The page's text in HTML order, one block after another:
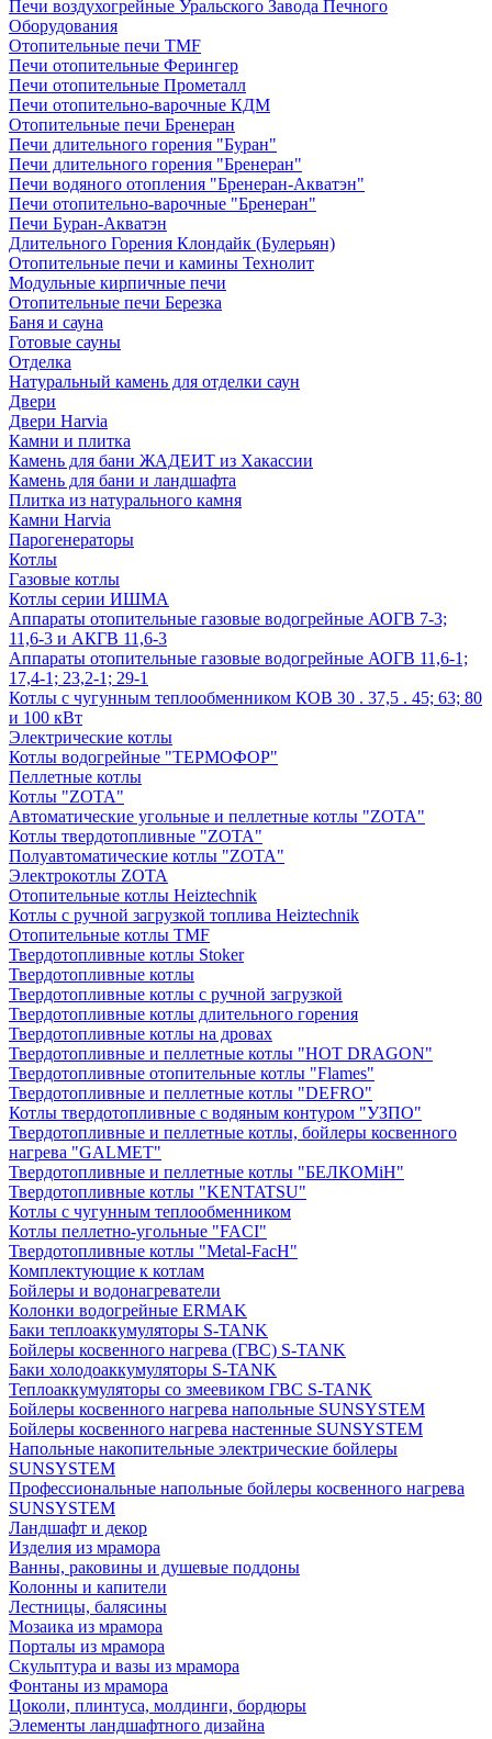
Печи воздухогрейные Уральского Завода Печного
Оборудования
Отопительные печи TMF
Печи отопительные Ферингер
Печи отопительные Прометалл
Печи отопительно-варочные КДМ
Отопительные печи Бренеран
Печи длительного горения "Буран"
Печи длительного горения "Бренеран"
Печи водяного отопления "Бренеран-Акватэн"
Печи отопительно-варочные "Бренеран"
Печи Буран-Акватэн
Длительного Горения Клондайк (Булерьян)
Отопительные печи и камины Технолит
Модульные кирпичные печи
Отопительные печи Березка
Баня и сауна
Готовые сауны
Отделка
Натуральный камень для отделки саун
Двери
Двери Harvia
Камни и плитка
Камень для бани ЖАДЕИТ из Хакассии
Камень для бани и ландшафта
Плитка из натурального камня
Камни Harvia
Парогенераторы
Котлы
Газовые котлы
Котлы серии ИШМА
Аппараты отопительные газовые водогрейные АОГВ 7-3;
11,6-3 и АКГВ 11,6-3
Аппараты отопительные газовые водогрейные АОГВ 11,6-1;
17,4-1; 23,2-1; 29-1
Котлы с чугунным теплообменником КОВ 30 . 37,5 . 45; 63; 80
и 100 кВт
Электрические котлы
Котлы водогрейные "ТЕРМОФОР"
Пеллетные котлы
Котлы "ZOTA"
Автоматические угольные и пеллетные котлы "ZOTA"
Котлы твердотопливные "ZOTA"
Полуавтоматические котлы "ZOTA"
Электрокотлы ZOTA
Отопительные котлы Heiztechnik
Котлы с ручной загрузкой топлива Heiztechnik
Отопительные котлы TMF
Твердотопливные котлы Stoker
Твердотопливные котлы
Твердотопливные котлы с ручной загрузкой
Твердотопливные котлы длительного горения
Твердотопливные котлы на дровах
Твердотопливные и пеллетные котлы "HOT DRAGON"
Твердотопливные отопительные котлы "Flames"
Твердотопливные и пеллетные котлы "DEFRO"
Котлы твердотопливные с водяным контуром "УЗПО"
Твердотопливные и пеллетные котлы, бойлеры косвенного
нагрева "GALMET"
Твердотопливные и пеллетные котлы "БЕЛКОМiН"
Твердотопливные котлы "KENTATSU"
Котлы с чугунным теплообменником
Котлы пеллетно-угольные "FACI"
Твердотопливные котлы "Metal-FacH"
Комплектующие к котлам
Бойлеры и водонагреватели
Колонки водогрейные ERMAK
Баки теплоаккумуляторы S-TANK
Бойлеры косвенного нагрева (ГВС) S-TANK
Баки холодоаккумуляторы S-TANK
Теплоаккумуляторы со змеевиком ГВС S-TANK
Бойлеры косвенного нагрева напольные SUNSYSTEM
Бойлеры косвенного нагрева настенные SUNSYSTEM
Напольные накопительные электрические бойлеры
SUNSYSTEM
Профессиональные напольные бойлеры косвенного нагрева
SUNSYSTEM
Ландшафт и декор
Изделия из мрамора
Ванны, раковины и душевые поддоны
Колонны и капители
Лестницы, балясины
Мозаика из мрамора
Порталы из мрамора
Скульптура и вазы из мрамора
Фонтаны из мрамора
Цоколи, плинтуса, молдинги, бордюры
Элементы ландшафтного дизайна